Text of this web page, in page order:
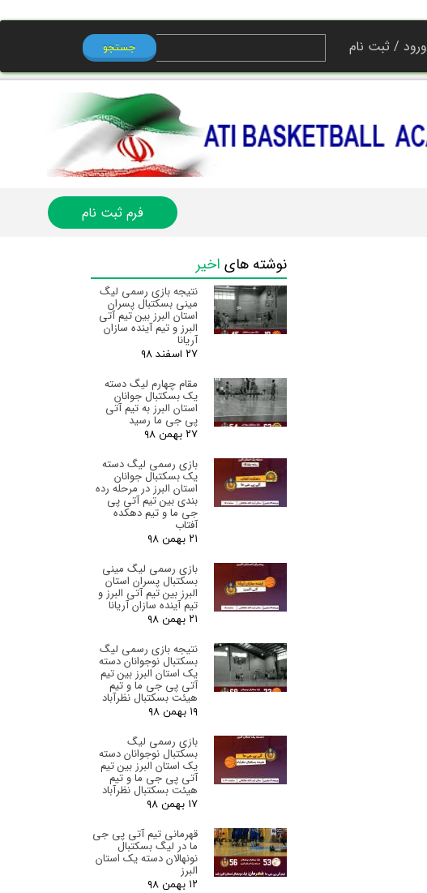
ورود / ثبت نام
حساب کاربری من
سفارشات
جستجو
فرم ثبت نام
نوشته های اخیر
نتیجه بازی رسمی لیگ
مینی بسکتبال پسران
استان البرز‌ بین تیم آتی
البرز و تیم آینده سازان
آریانا
۲۷ اسفند ۹۸
مقام چهارم لیگ دسته
یک بسکتبال جوانان
استان البرز‌ به تیم آتی
پی جی ما رسید
۲۷ بهمن ۹۸
بازی رسمی لیگ دسته
یک بسکتبال جوانان
استان البرز‌ در مرحله رده
بندی بین تیم آتی پی
جی ما و تیم دهکده
آفتاب
۲۱ بهمن ۹۸
بازی رسمی لیگ مینی
بسکتبال پسران استان
البرز‌ بین تیم آتی البرز و
تیم آینده سازان آریانا
۲۱ بهمن ۹۸
نتیجه بازی رسمی لیگ
بسکتبال نوجوانان دسته
یک استان البرز‌ بین تیم
آتی پی جی ما و تیم
هیئت بسکتبال نظرآباد
۱۹ بهمن ۹۸
بازی رسمی لیگ
بسکتبال نوجوانان دسته
یک استان البرز‌ بین تیم
آتی پی جی ما و تیم
هیئت بسکتبال نظرآباد
۱۷ بهمن ۹۸
قهرمانی تیم آتی پی جی
ما در لیگ بسکتبال
نونهالان دسته یک استان
البرز‌
۱۲ بهمن ۹۸